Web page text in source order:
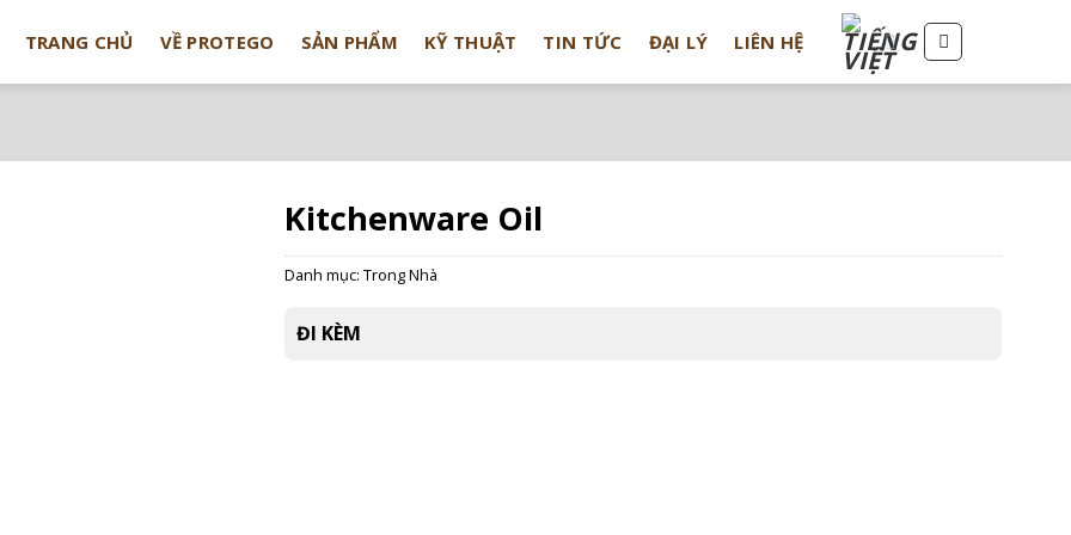
TRANG CHỦ VỀ PROTEGO SẢN PHẨM KỸ THUẬT TIN TỨC ĐẠI LÝ LIÊN HỆ
Kitchenware Oil
Danh mục: Trong Nhà
ĐI KÈM